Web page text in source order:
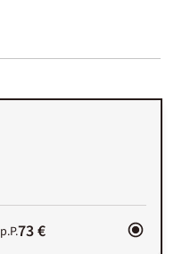
p.P.73 €